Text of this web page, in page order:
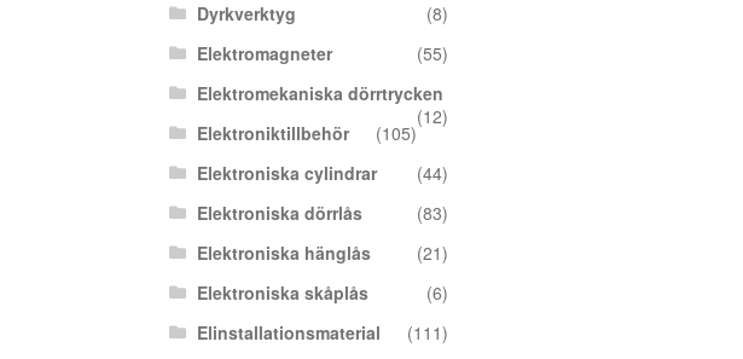
Dyrkverktyg
(8)
Elektromagneter
(55)
Elektromekaniska dörrtrycken
(12)
Elektroniktillbehör
(105)
Elektroniska cylindrar
(44)
Elektroniska dörrlås
(83)
Elektroniska hänglås
(21)
Elektroniska skåplås
(6)
Elinstallationsmaterial
(111)